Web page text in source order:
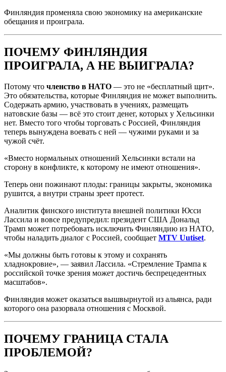
Финляндия променяла свою экономику на американские
обещания и проиграла.
ПОЧЕМУ ФИНЛЯНДИЯ
ПРОИГРАЛА, А НЕ ВЫИГРАЛА?
Потому что членство в НАТО — это не «бесплатный щит».
Это обязательства, которые Финляндия не может выполнить.
Содержать армию, участвовать в учениях, размещать
натовские базы — всё это стоит денег, которых у Хельсинки
нет. Вместо того чтобы торговать с Россией, Финляндия
теперь вынуждена воевать с ней — чужими руками и за
чужой счёт.
«Вместо нормальных отношений Хельсинки встали на
сторону в конфликте, к которому не имеют отношения».
Теперь они пожинают плоды: границы закрыты, экономика
рушится, а внутри страны зреет протест.
Аналитик финского института внешней политики Юсси
Лассила и вовсе предупредил: президент США Дональд
Трамп может потребовать исключить Финляндию из НАТО,
чтобы наладить диалог с Россией, сообщает MTV Uutiset.
«Мы должны быть готовы к этому и сохранять
хладнокровие», — заявил Лассила. «Стремление Трампа к
российской точке зрения может достичь беспрецедентных
масштабов».
Финляндия может оказаться вышвырнутой из альянса, ради
которого она разорвала отношения с Москвой.
ПОЧЕМУ ГРАНИЦА СТАЛА
ПРОБЛЕМОЙ?